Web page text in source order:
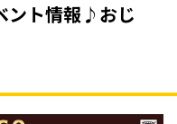
ント情報♪おじ